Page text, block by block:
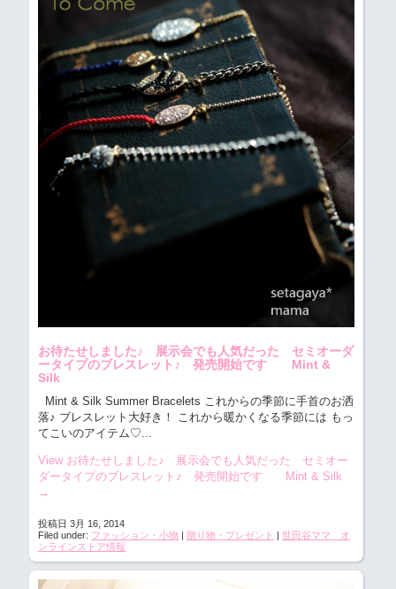
お待たせしました♪ 展示会でも人気だった セミオーダ
ータイプのブレスレット♪ 発売開始です Mint &
Silk
Mint & Silk Summer Bracelets これからの季節に手首のお洒
落♪ ブレスレット大好き！ これから暖かくなる季節には もっ
てこいのアイテム♡...
View お待たせしました♪ 展示会でも人気だった セミオー
ダータイプのブレスレット♪ 発売開始です Mint & Silk
→
投稿日 3月 16, 2014
Filed under: ファッション・小物 贈り物・プレゼント
世田谷ママ オ
ンラインストア情報